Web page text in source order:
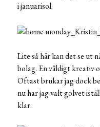
i januarisol.
Lite så här kan det se ut
bolag. En väldigt kreativ
Oftast brukar jag dock
nu har jag valt golvet
klar.